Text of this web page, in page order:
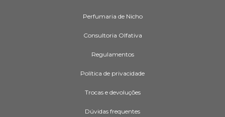
Perfumaria de Nicho
Consultoria Olfativa
Regulamentos
Política de privacidade
Trocas e devoluções
Dúvidas frequentes